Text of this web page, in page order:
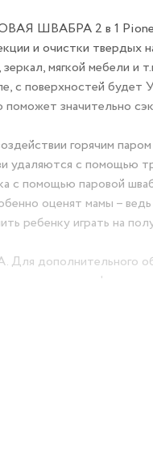
2 в 1 Pioneer
и очистки твердых
мягкой мебели и
с
значительно
горячим паром
удаляются с
с помощью паровой
оценят мамы –
ребенку играть на
на платформе.
конструкция была
трубку с ручкой.
ручной